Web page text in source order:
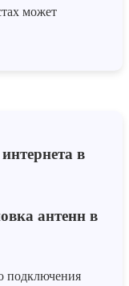
может
антенн в
подключения